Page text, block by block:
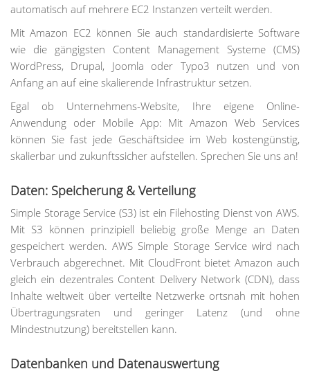
automatisch auf mehrere EC2 Instanzen verteilt werden.
Mit Amazon EC2 können Sie auch standardisierte Software
wie die gängigsten Content Management Systeme (CMS)
WordPress, Drupal, Joomla oder Typo3 nutzen und von
Anfang an auf eine skalierende Infrastruktur setzen.
Egal ob Unternehmens-Website, Ihre eigene Online-
Anwendung oder Mobile App: Mit Amazon Web Services
können Sie fast jede Geschäftsidee im Web kostengünstig,
skalierbar und zukunftssicher aufstellen. Sprechen Sie uns an!
Daten: Speicherung & Verteilung
Simple Storage Service (S3) ist ein Filehosting Dienst von AWS.
Mit S3 können prinzipiell beliebig große Menge an Daten
gespeichert werden. AWS Simple Storage Service wird nach
Verbrauch abgerechnet. Mit CloudFront bietet Amazon auch
gleich ein dezentrales Content Delivery Network (CDN), dass
Inhalte weltweit über verteilte Netzwerke ortsnah mit hohen
Übertragungsraten und geringer Latenz (und ohne
Mindestnutzung) bereitstellen kann.
Datenbanken und Datenauswertung